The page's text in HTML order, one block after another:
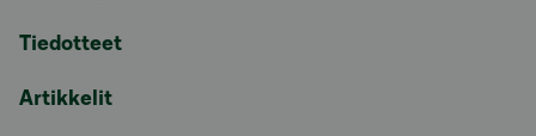
Tiedotteet
Artikkelit